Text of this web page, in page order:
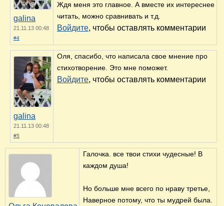
galina
21.11.13 00:48
#4
Ждя меня это главное. А вместе их интереснее
читать, можно сравнивать и т.д.
Войдите, чтобы оставлять комментарии
galina
21.11.13 00:48
#5
Оля, спасибо, что написала свое мнение про
стихотворение. Это мне поможет.
Войдите, чтобы оставлять комментарии
Галочка. все твои стихи чудесные! В
каждом душа!
Но больше мне всего по нраву третье,
Наверное потому, что ты мудрей была.